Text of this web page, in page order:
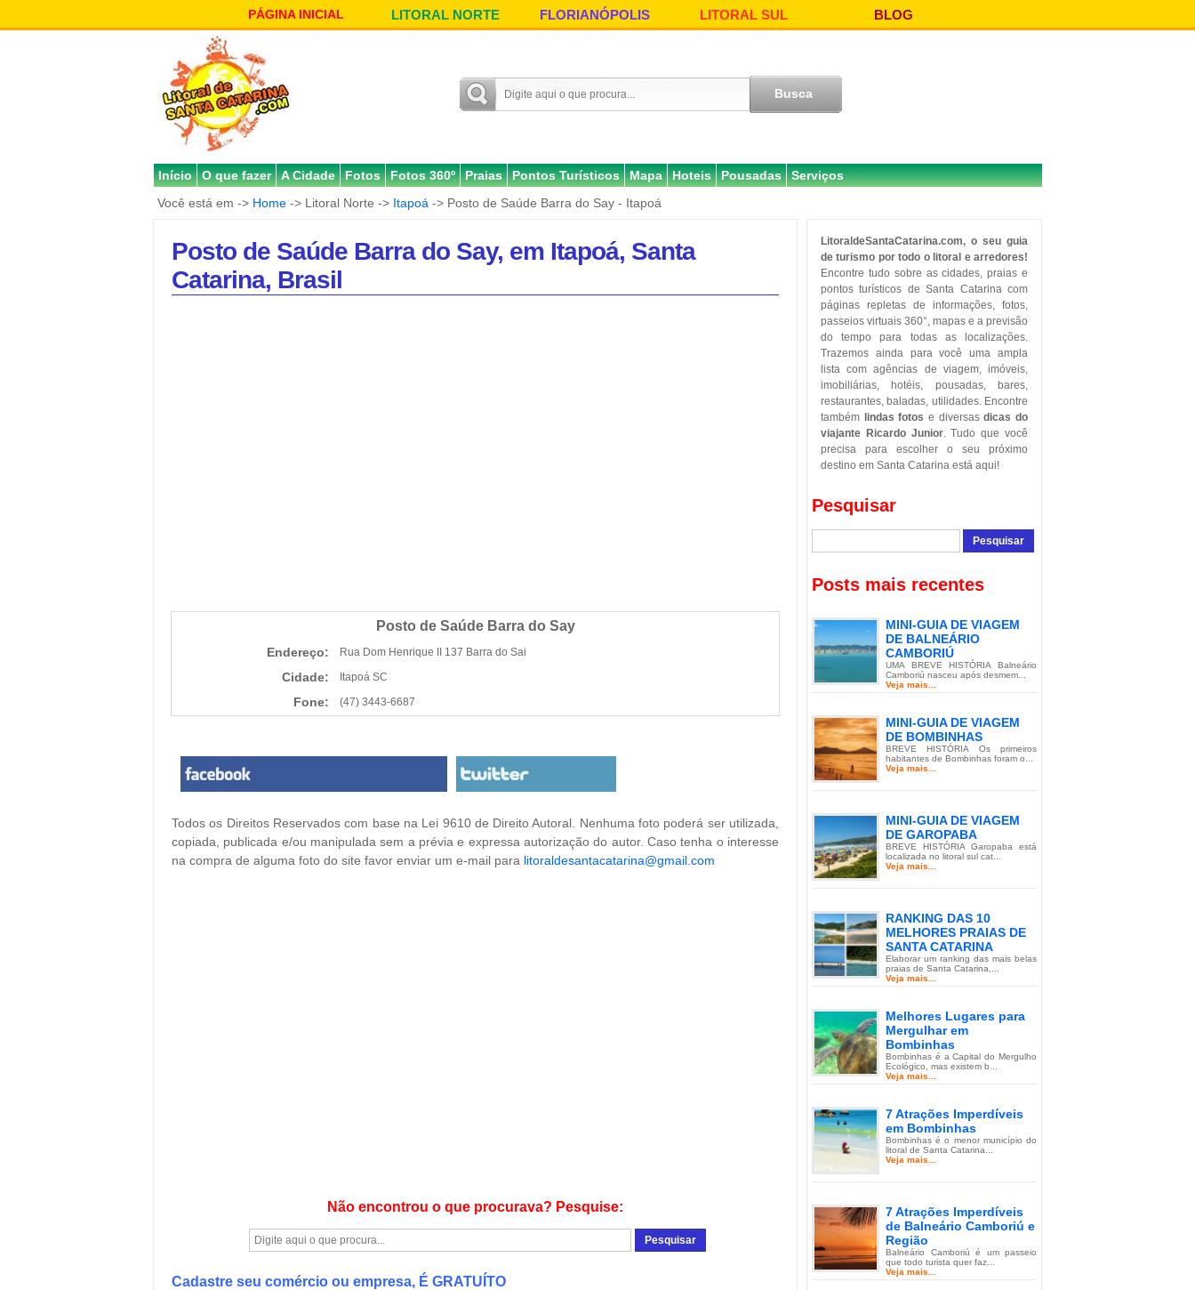
PÁGINA INICIAL LITORAL NORTE FLORIANÓPOLIS LITORAL SUL BLOG
Início O que fazer A Cidade Fotos Fotos 360º Praias Pontos Turísticos Mapa Hoteis Pousadas
Serviços
Você está em -> Home -> Litoral Norte -> Itapoá -> Posto de Saúde Barra do Say - Itapoá
Posto de Saúde Barra do Say, em Itapoá, Santa
Catarina, Brasil
Posto de Saúde Barra do Say
Endereço: Rua Dom Henrique II 137 Barra do Sai
Cidade: Itapoá SC
Fone: (47) 3443-6687
Todos os Direitos Reservados com base na Lei 9610 de Direito Autoral. Nenhuma foto poderá ser utilizada,
copiada, publicada e/ou manipulada sem a prévia e expressa autorização do autor. Caso tenha o interesse
na compra de alguma foto do site favor enviar um e-mail para litoraldesantacatarina@gmail.com
Não encontrou o que procurava? Pesquise:
Cadastre seu comércio ou empresa, É GRATUÍTO
LitoraldeSantaCatarina.com, o seu guia
de turismo por todo o litoral e arredores!
Encontre tudo sobre as cidades, praias e
pontos turísticos de Santa Catarina com
páginas repletas de informações, fotos,
passeios virtuais 360°, mapas e a previsão
do tempo para todas as localizações.
Trazemos ainda para você uma ampla
lista com agências de viagem, imóveis,
imobiliárias, hotéis, pousadas, bares,
restaurantes, baladas, utilidades. Encontre
também
lindas fotos e diversasdicas do
viajante Ricardo Junior. Tudo que você
precisa para escolher o seu próximo
destino em Santa Catarina está aqui!
Pesquisar
Posts mais recentes
MINI-GUIA DE VIAGEM
DE BALNEÁRIO
CAMBORIÚ
UMA BREVE HISTÓRIA Balneário
Camboriú nasceu após desmem...
Veja mais...
MINI-GUIA DE VIAGEM
DE BOMBINHAS
BREVE HISTÓRIA Os primeiros
habitantes de Bombinhas foram o...
Veja mais...
MINI-GUIA DE VIAGEM
DE GAROPABA
BREVE HISTÓRIA Garopaba está
localizada no litoral sul cat...
Veja mais...
RANKING DAS 10
MELHORES PRAIAS DE
SANTA CATARINA
Elaborar um ranking das mais belas
praias de Santa Catarina,...
Veja mais...
Melhores Lugares para
Mergulhar em
Bombinhas
Bombinhas é a Capital do Mergulho
Ecológico, mas existem b...
Veja mais...
7 Atrações Imperdíveis
em Bombinhas
Bombinhas é o menor município do
litoral de Santa Catarina...
Veja mais...
7 Atrações Imperdíveis
de Balneário Camboriú e
Região
Balneário Camboriú é um passeio
que todo turista quer faz...
Veja mais...